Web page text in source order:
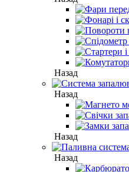
Назад
Назад
Назад
Назад